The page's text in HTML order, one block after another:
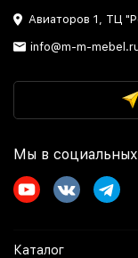
Авиаторов 1, ТЦ
info@m-m-
Мы в социальных
Каталог